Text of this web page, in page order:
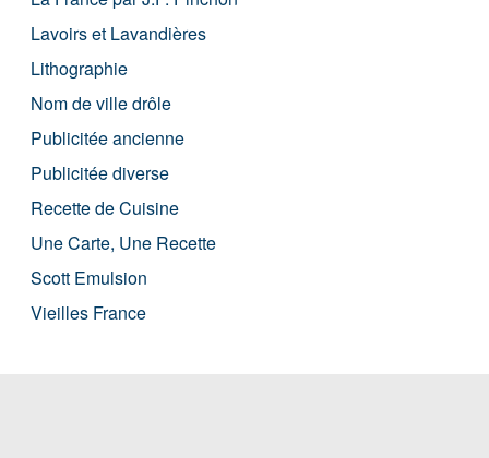
Lavoirs et Lavandières
Lithographie
Nom de ville drôle
Publicitée ancienne
Publicitée diverse
Recette de Cuisine
Une Carte, Une Recette
Scott Emulsion
Vieilles France